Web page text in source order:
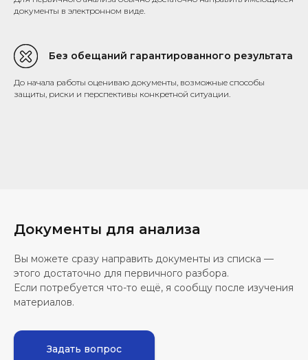
документы в электронном виде.
Без обещаний гарантированного результата
До начала работы оцениваю документы, возможные способы
защиты, риски и перспективы конкретной ситуации.
Документы для анализа
Вы можете сразу направить документы из списка —
этого достаточно для первичного разбора.
Если потребуется что-то ещё, я сообщу после изучения
материалов.
Задать вопрос